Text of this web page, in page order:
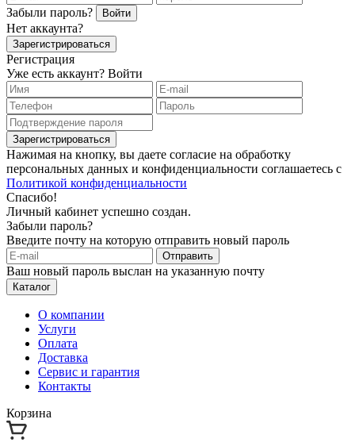
Забыли пароль? Войти
Нет аккаунта?
Зарегистрироваться
Регистрация
Уже есть аккаунт? Войти
Зарегистрироваться
Нажимая на кнопку, вы даете согласие на обработку
персональных данных и конфиденциальности соглашаетесь с
Политикой конфиденциальности
Спасибо!
Личный кабинет успешно создан.
Забыли пароль?
Введите почту на которую отправить новый пароль
Отправить
Ваш новый пароль выслан на указанную почту
Каталог
О компании
Услуги
Оплата
Доставка
Сервис и гарантия
Контакты
Корзина